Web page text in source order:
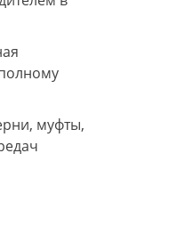
муфты,